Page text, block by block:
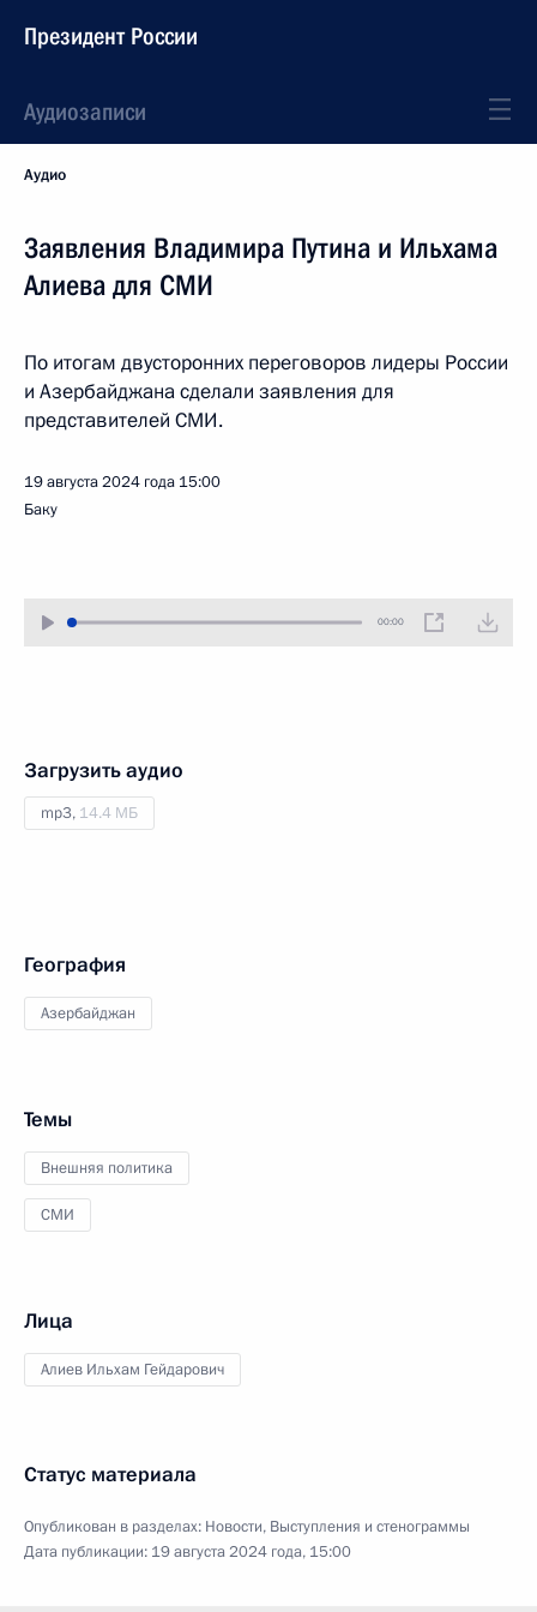
Президент России
Аудиозаписи
Аудио
Заявления Владимира Путина и Ильхама
Алиева для СМИ
По итогам двусторонних переговоров лидеры России
и Азербайджана сделали заявления для
представителей СМИ.
19 августа 2024 года 15:00
Баку
00:00
Загрузить аудио
mp3, 14.4 МБ
География
Азербайджан
Темы
Внешняя политика
СМИ
Лица
Алиев Ильхам Гейдарович
Статус материала
Опубликован в разделах: Новости, Выступления и стенограммы
Дата публикации: 19 августа 2024 года, 15:00